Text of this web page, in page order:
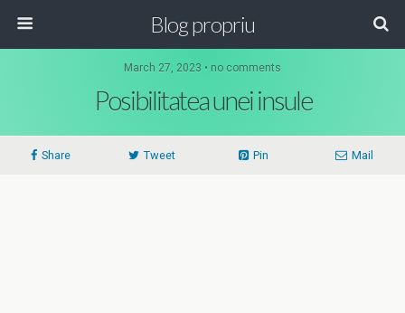
Blog propriu
March 27, 2023 • no comments
Posibilitatea unei insule
Share Tweet Pin Mail